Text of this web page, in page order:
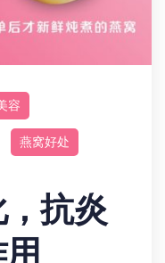
容
燕窝好处
抗炎